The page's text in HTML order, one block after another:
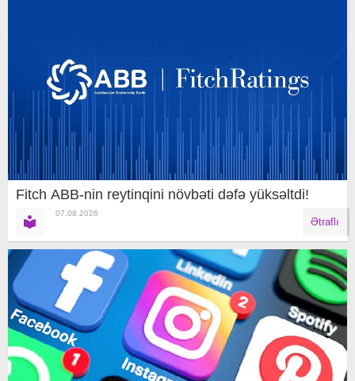
Fitch ABB-nin reytinqini növbəti dəfə yüksəltdi!
07.08.2026
Ətraflı